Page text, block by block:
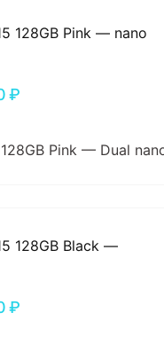
₽
Pink — Dual
₽